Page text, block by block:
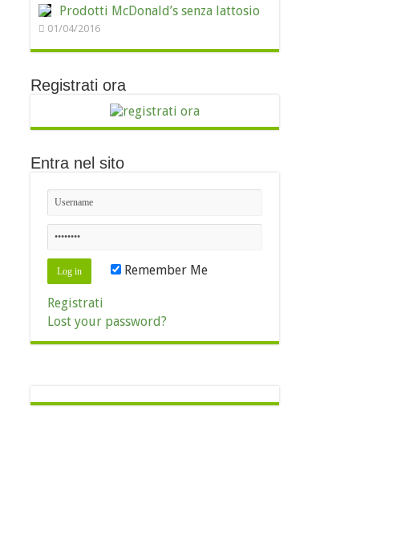
Prodotti McDonald’s senza lattosio
01/04/2016
Registrati ora
Entra nel sito
Remember Me
Registrati
Lost your password?